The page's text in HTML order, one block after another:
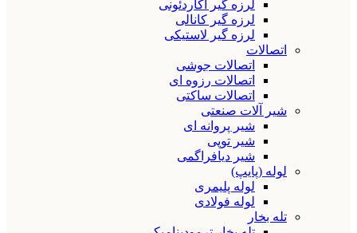
لرزه گیر آکاردئونی
لرزه گیر کانالی
لرزه گیر لاستیکی
اتصالات
اتصالات جوشی
اتصالات رزوه ای
اتصالات ساکتی
شیر آلات صنعتی
شیر پروانه ای
شیر توپی
شیر دیافراگمی
لوله (پایپ)
لوله پلیمری
لوله فولادی
تله بخار